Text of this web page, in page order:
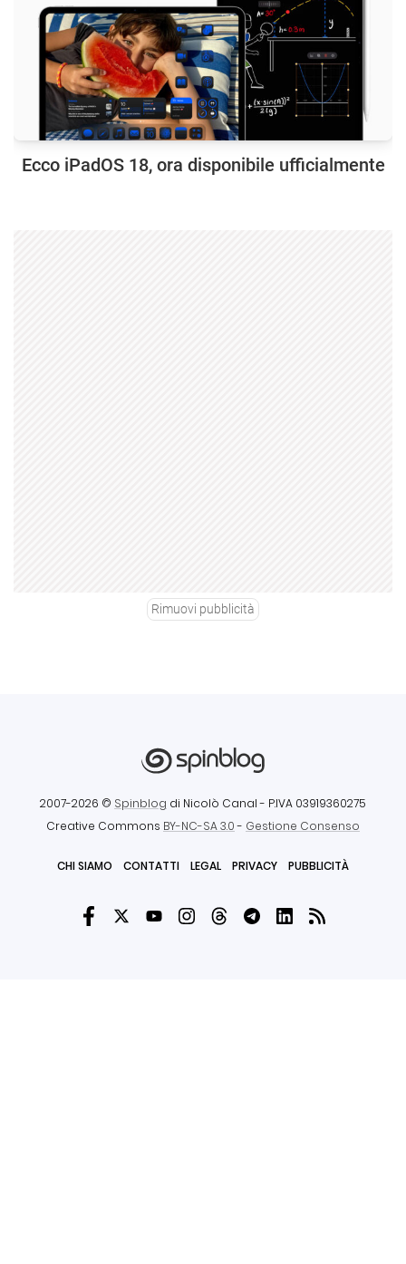
Ecco iPadOS 18, ora disponibile ufficialmente
Rimuovi pubblicità
2007-2026 © Spinblog di Nicolò Canal - P.IVA 03919360275
Creative Commons BY-NC-SA 3.0- Gestione Consenso
CHI SIAMO CONTATTI LEGAL PRIVACY PUBBLICITÀ